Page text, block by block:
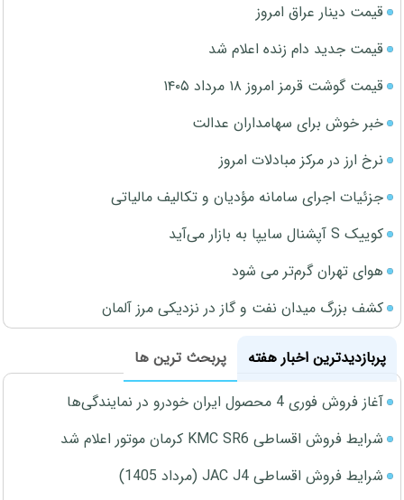
قیمت دینار عراق امروز
قیمت جدید دام زنده اعلام شد
قیمت گوشت قرمز امروز ۱۸ مرداد ۱۴۰۵
خبر خوش برای سهامداران عدالت
نرخ ارز در مرکز مبادلات امروز
جزئیات اجرای سامانه مؤدیان و تکالیف مالیاتی
کوییک S آپشنال سایپا به بازار می‌آید
هوای تهران گرم‌تر می شود
کشف بزرگ میدان نفت و گاز در نزدیکی مرز آلمان
پربازدیدترین اخبار هفته
پربحث ترین ها
آغاز فروش فوری 4 محصول ایران خودرو در نمایندگی‌ها
شرایط فروش اقساطی KMC SR6 کرمان موتور اعلام شد
شرایط فروش اقساطی JAC J4 (مرداد 1405)